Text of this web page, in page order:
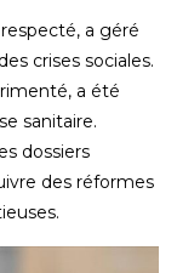
a géré
crises sociales.
a été
sanitaire.
dossiers
des réformes